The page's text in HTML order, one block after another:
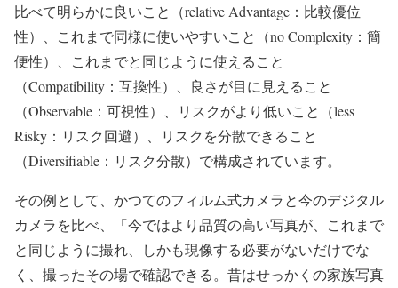
比べて明らかに良いこと（relative Advantage：比較優位
性）、これまで同様に使いやすいこと（no Complexity：簡
便性）、これまでと同じように使えること
（Compatibility：互換性）、良さが目に見えること
（Observable：可視性）、リスクがより低いこと（less
Risky：リスク回避）、リスクを分散できること
（Diversifiable：リスク分散）で構成されています。
その例として、かつてのフィルム式カメラと今のデジタル
カメラを比べ、「今ではより品質の高い写真が、これまで
と同じように撮れ、しかも現像する必要がないだけでな
く、撮ったその場で確認できる。昔はせっかくの家族写真